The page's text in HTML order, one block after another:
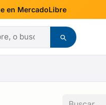
en MercadoLibre